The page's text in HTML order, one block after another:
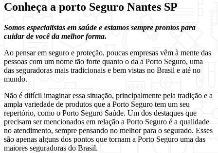
Conheça a porto Seguro Nantes SP
Somos especialistas em saúde e estamos sempre prontos para
cuidar de você da melhor forma.
Ao pensar em seguro e proteção, poucas empresas vêm à mente das
pessoas com um nome tão forte quanto o da a Porto Seguro, uma
das seguradoras mais tradicionais e bem vistas no Brasil e até no
mundo.
Não é difícil imaginar essa situação, principalmente pela tradição e a
ampla variedade de produtos que a Porto Seguro tem um seu
repertório, como o Porto Seguro Saúde. Um dos destaques que
precisam ser mencionados em relação a Porto Seguro é a qualidade
no atendimento, sempre pensando no melhor para o segurado. Esses
são apenas alguns dos pontos que tornam a Porto Seguro uma das
maiores seguradoras do Brasil.